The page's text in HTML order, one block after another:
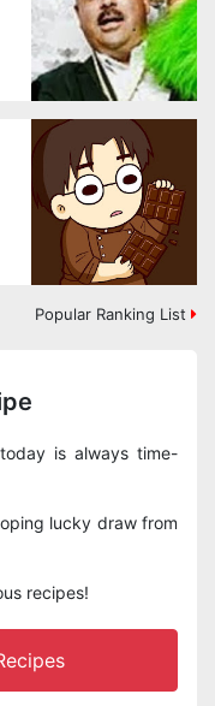
Popular Ranking List
is always time-
lucky draw from
recipes!